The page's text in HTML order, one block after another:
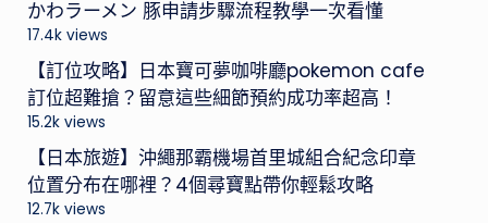
かわラーメン 豚申請步驟流程教學一次看懂
17.4k views
【訂位攻略】日本寶可夢咖啡廳pokemon cafe
訂位超難搶？留意這些細節預約成功率超高！
15.2k views
【日本旅遊】沖繩那霸機場首里城組合紀念印章
位置分布在哪裡？4個尋寶點帶你輕鬆攻略
12.7k views